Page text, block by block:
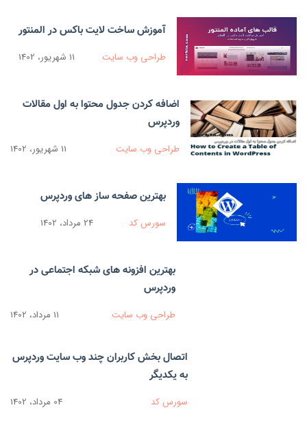
آموزش ساخت لایت باکس در المنتور
طراحی وب سایت 11 شهریور، 1402
اضافه کردن جدول محتوا به اول مقالات
وردپرس
طراحی وب سایت 11 شهریور، 1402
بهترین صفحه ساز های وردپرس
سورس کد 24 مرداد، 1402
بهترین افزونه های شبکه اجتماعی در
وردپرس
طراحی وب سایت 11 مرداد، 1402
اتصال بخش کاربران چند وب سایت وردپرس
به یکدیگر
سورس کد 04 مرداد، 1402